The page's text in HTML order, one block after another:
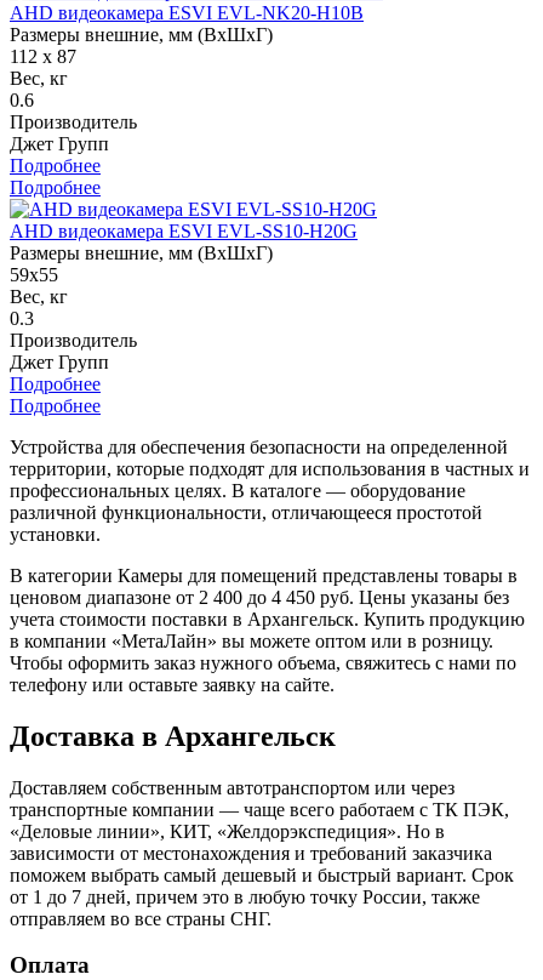
AHD видеокамера ESVI EVL-NK20-H10B
Размеры внешние, мм (ВхШхГ)
112 x 87
Вес, кг
0.6
Производитель
Джет Групп
Подробнее
Подробнее
AHD видеокамера ESVI EVL-SS10-H20G
Размеры внешние, мм (ВхШхГ)
59х55
Вес, кг
0.3
Производитель
Джет Групп
Подробнее
Подробнее
Устройства для обеспечения безопасности на определенной
территории, которые подходят для использования в частных и
профессиональных целях. В каталоге — оборудование
различной функциональности, отличающееся простотой
установки.
В категории Камеры для помещений представлены товары в
ценовом диапазоне от 2 400 до 4 450 руб. Цены указаны без
учета стоимости поставки в Архангельск. Купить продукцию
в компании «МетаЛайн» вы можете оптом или в розницу.
Чтобы оформить заказ нужного объема, свяжитесь с нами по
телефону или оставьте заявку на сайте.
Доставка в Архангельск
Доставляем собственным автотранспортом или через
транспортные компании — чаще всего работаем с ТК ПЭК,
«Деловые линии», КИТ, «Желдорэкспедиция». Но в
зависимости от местонахождения и требований заказчика
поможем выбрать самый дешевый и быстрый вариант. Срок
от 1 до 7 дней, причем это в любую точку России, также
отправляем во все страны СНГ.
Оплата